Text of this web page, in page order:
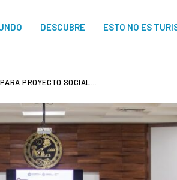
DESCUBRE ESTO NO ES
PROYECTO SOCIAL...